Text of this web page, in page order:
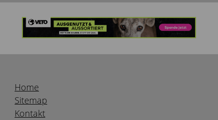
Home
Sitemap
Kontakt